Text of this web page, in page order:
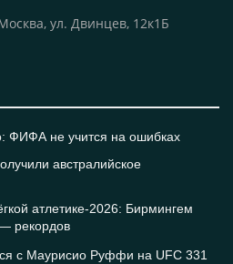
ул. Двинцев, 12к1Б
ФИФА не учится на ошибках
австралийское
атлетике-2026: Бирмингем
рекордов
с Маурисио Руффи на UFC 331